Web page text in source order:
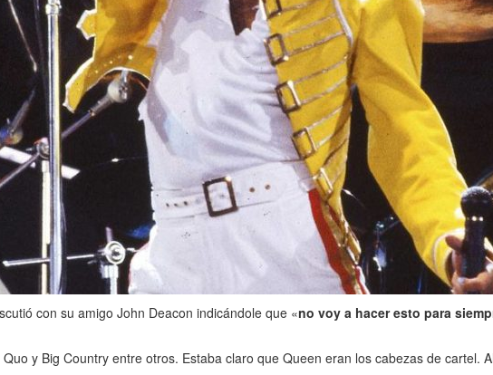
con su amigo John Deacon indicándole que «no voy a hacer esto para
y Big Country entre otros. Estaba claro que Queen eran los cabezas de